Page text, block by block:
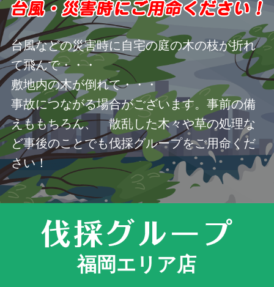
台風などの災害時に自宅の庭の木の枝が折れ
て飛んで・・・
敷地内の木が倒れて・・・
事故につながる場合がございます。事前の備
えももちろん、 散乱した木々や草の処理な
ど事後のことでも伐採グループをご用命くだ
さい！
福岡エリア店